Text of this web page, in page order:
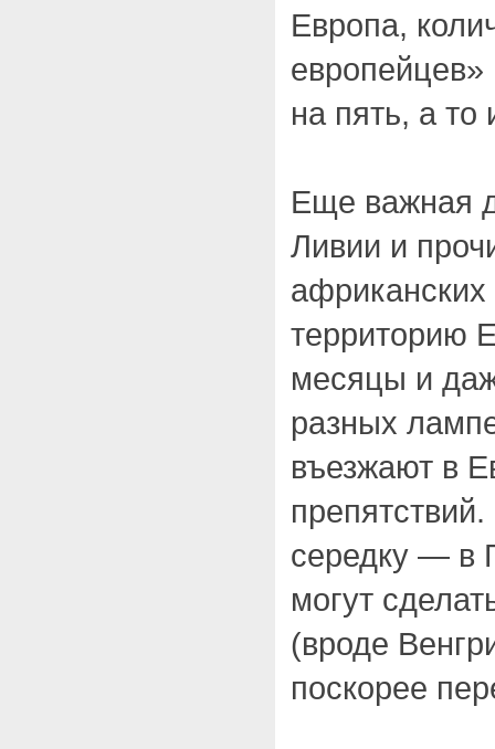
Европа,
на пять, а то
Еще важная
Ливии и
африканских
территорию
месяцы и
разных
въезжают в
середку — в
могут
(вроде
поскорее